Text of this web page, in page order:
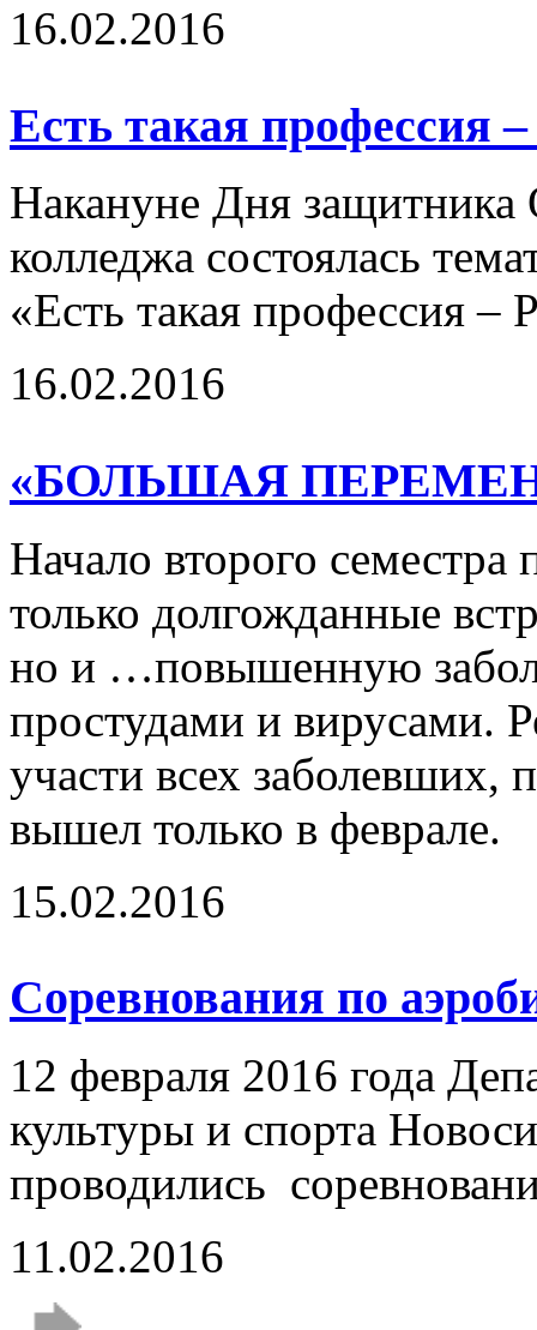
16.02.2016
Есть такая профессия
Накануне Дня защитника
колледжа состоялась
«Есть такая профессия
16.02.2016
«БОЛЬШАЯ
Начало второго
только долгожданные
но и …повышенную
простудами и вирусами.
участи всех заболевших,
вышел только в феврале.
15.02.2016
Соревнования по
12 февраля 2016 года
культуры и спорта
проводились
11.02.2016